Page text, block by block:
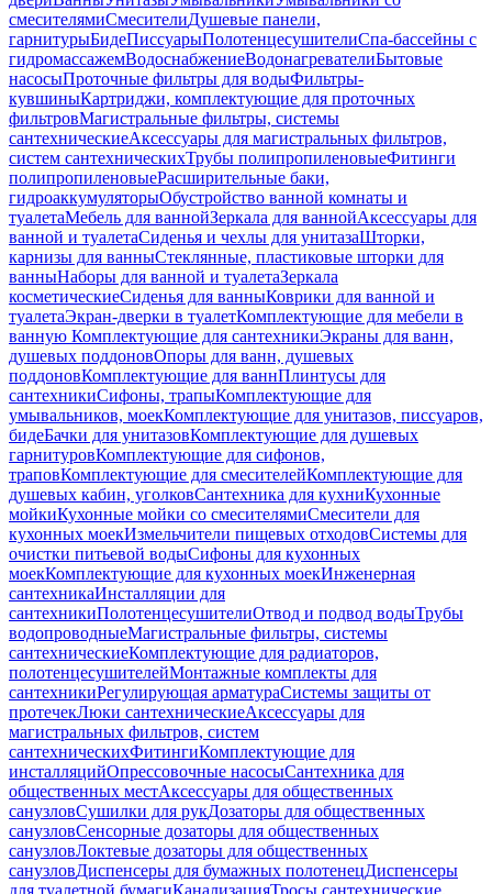
смесителямиСмесителиДушевые панели,
гарнитурыБидеПиссуарыПолотенцесушителиСпа-бассейны с
гидромассажемВодоснабжениеВодонагревателиБытовые
насосыПроточные фильтры для водыФильтры-
кувшиныКартриджи, комплектующие для проточных
фильтровМагистральные фильтры, системы
сантехническиеАксессуары для магистральных фильтров,
систем сантехническихТрубы полипропиленовыеФитинги
полипропиленовыеРасширительные баки,
гидроаккумуляторыОбустройство ванной комнаты и
туалетаМебель для ваннойЗеркала для ваннойАксессуары для
ванной и туалетаСиденья и чехлы для унитазаШторки,
карнизы для ванныСтеклянные, пластиковые шторки для
ванныНаборы для ванной и туалетаЗеркала
косметическиеСиденья для ванныКоврики для ванной и
туалетаЭкран-дверки в туалетКомплектующие для мебели в
ванную Комплектующие для сантехникиЭкраны для ванн,
душевых поддоновОпоры для ванн, душевых
поддоновКомплектующие для ваннПлинтусы для
сантехникиСифоны, трапыКомплектующие для
умывальников, моекКомплектующие для унитазов, писсуаров,
бидеБачки для унитазовКомплектующие для душевых
гарнитуровКомплектующие для сифонов,
траповКомплектующие для смесителейКомплектующие для
душевых кабин, уголковСантехника для кухниКухонные
мойкиКухонные мойки со смесителямиСмесители для
кухонных моекИзмельчители пищевых отходовСистемы для
очистки питьевой водыСифоны для кухонных
моекКомплектующие для кухонных моекИнженерная
сантехникаИнсталляции для
сантехникиПолотенцесушителиОтвод и подвод водыТрубы
водопроводныеМагистральные фильтры, системы
сантехническиеКомплектующие для радиаторов,
полотенцесушителейМонтажные комплекты для
сантехникиРегулирующая арматураСистемы защиты от
протечекЛюки сантехническиеАксессуары для
магистральных фильтров, систем
сантехническихФитингиКомплектующие для
инсталляцийОпрессовочные насосыСантехника для
общественных местАксессуары для общественных
санузловСушилки для рукДозаторы для общественных
санузловСенсорные дозаторы для общественных
санузловЛоктевые дозаторы для общественных
санузловДиспенсеры для бумажных полотенецДиспенсеры
для туалетной бумагиКанализацияТросы сантехнические,